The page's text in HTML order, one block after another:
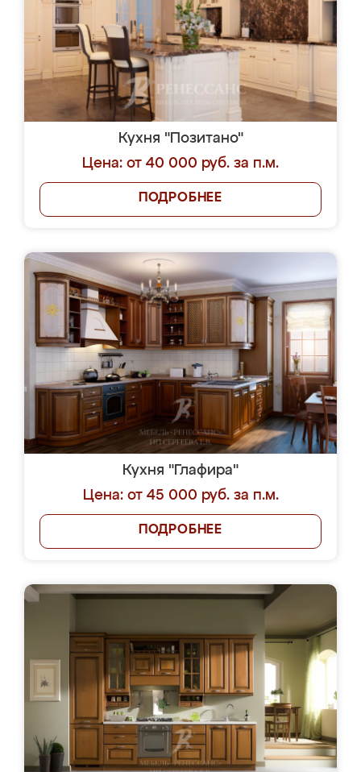
Кухня "Позитано"
Цена: от 40 000 руб. за п.м.
ПОДРОБНЕЕ
Кухня "Глафира"
Цена: от 45 000 руб. за п.м.
ПОДРОБНЕЕ